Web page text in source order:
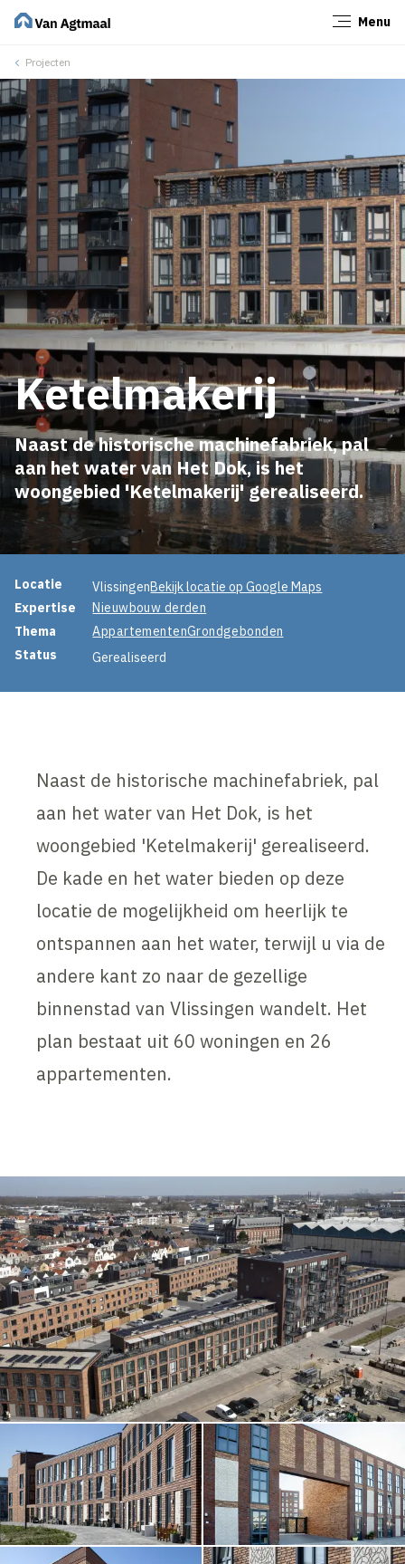
Menu
Projecten
Ketelmakerij
Naast de historische machinefabriek, pal
aan het water van Het Dok, is het
woongebied 'Ketelmakerij' gerealiseerd.
Projectinformatie
Locatie VlissingenBekijk locatie op Google Maps
Expertise
Nieuwbouw derden
Thema
AppartementenGrondgebonden
Status
Gerealiseerd
Naast de historische machinefabriek, pal
aan het water van Het Dok, is het
woongebied 'Ketelmakerij' gerealiseerd.
De kade en het water bieden op deze
locatie de mogelijkheid om heerlijk te
ontspannen aan het water, terwijl u via de
andere kant zo naar de gezellige
binnenstad van Vlissingen wandelt. Het
plan bestaat uit 60 woningen en 26
appartementen.
Sluiten